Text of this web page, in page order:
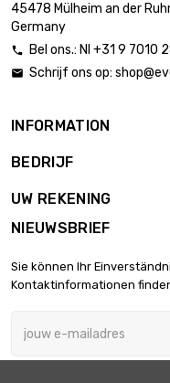
breedte : 100mm
0.5mm
lengte : 900mm
lengte : 1000mm
Dikte / sterkte :
lengte : 150mm
breedte :
0.5mm
45478 Mülheim an der
Germany
 Bel ons.: Nl +31 9 7010
 Schrijf ons op:
INFORMATION
BEDRIJF
UW REKENING
NIEUWSBRIEF
Sie können Ihr
Kontaktinformationen